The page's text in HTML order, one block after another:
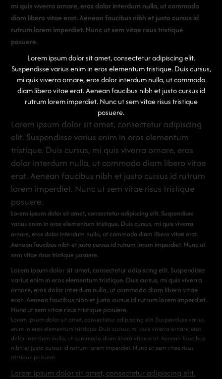
mi quis viverra ornare, eros dolor interdum nulla, ut commodo
diam libero vitae erat. Aenean faucibus nibh et justo cursus id
rutrum lorem imperdiet. Nunc ut sem vitae risus tristique
posuere.
Lorem ipsum dolor sit amet, consectetur adipiscing elit.
Suspendisse varius enim in eros elementum tristique. Duis cursus,
mi quis viverra ornare, eros dolor interdum nulla, ut commodo
diam libero vitae erat. Aenean faucibus nibh et justo cursus id
rutrum lorem imperdiet. Nunc ut sem vitae risus tristique
posuere.
Lorem ipsum dolor sit amet, consectetur adipiscing
elit. Suspendisse varius enim in eros elementum
tristique. Duis cursus, mi quis viverra ornare, eros
dolor interdum nulla, ut commodo diam libero vitae
erat. Aenean faucibus nibh et justo cursus id rutrum
lorem imperdiet. Nunc ut sem vitae risus tristique
posuere.
Lorem ipsum dolor sit amet, consectetur adipiscing elit. Suspendisse
varius enim in eros elementum tristique. Duis cursus, mi quis viverra
ornare, eros dolor interdum nulla, ut commodo diam libero vitae erat.
Aenean faucibus nibh et justo cursus id rutrum lorem imperdiet. Nunc ut
sem vitae risus tristique posuere.
Lorem ipsum dolor sit amet, consectetur adipiscing elit. Suspendisse
varius enim in eros elementum tristique. Duis cursus, mi quis viverra
ornare, eros dolor interdum nulla, ut commodo diam libero vitae
erat. Aenean faucibus nibh et justo cursus id rutrum lorem imperdiet.
Nunc ut sem vitae risus tristique posuere.
Lorem ipsum dolor sit amet, consectetur adipiscing elit. Suspendisse varius
enim in eros elementum tristique. Duis cursus, mi quis viverra ornare, eros
dolor interdum nulla, ut commodo diam libero vitae erat. Aenean faucibus
nibh et justo cursus id rutrum lorem imperdiet. Nunc ut sem vitae risus
tristique posuere.
Lorem ipsum dolor sit amet, consectetur adipiscing elit.